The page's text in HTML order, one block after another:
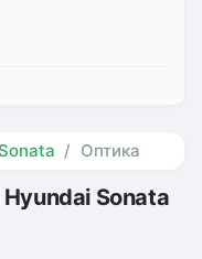
Оптика
Sonata